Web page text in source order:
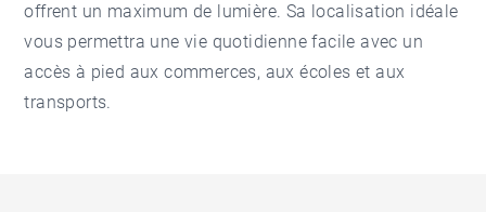
offrent un maximum de lumière. Sa localisation idéale
vous permettra une vie quotidienne facile avec un
accès à pied aux commerces, aux écoles et aux
transports.